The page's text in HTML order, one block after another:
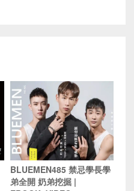
BLUEMEN485 禁忌學長學
弟全開 奶弟挖掘 |